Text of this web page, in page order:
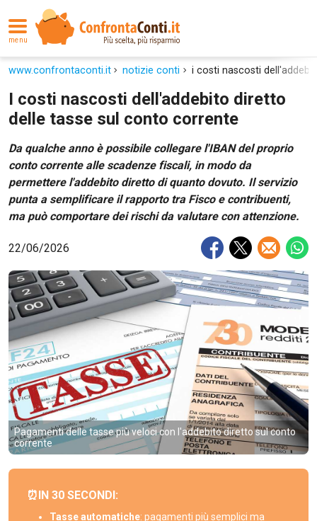
menu
www.confrontaconti.it notizie conti i costi nascosti
I costi nascosti dell'addebito diretto
delle tasse sul conto corrente
Da qualche anno è possibile collegare l'IBAN del proprio
conto corrente alle scadenze fiscali, in modo da
permettere l'addebito diretto di quanto dovuto. Il servizio
punta a semplificare il rapporto tra Fisco e contribuenti,
ma può comportare dei rischi da valutare con attenzione.
22/06/2026
Pagamenti delle tasse più veloci con l'addebito diretto sul conto
corrente
⏰IN 30 SECONDI:
Tasse automatiche: pagamenti più semplici ma